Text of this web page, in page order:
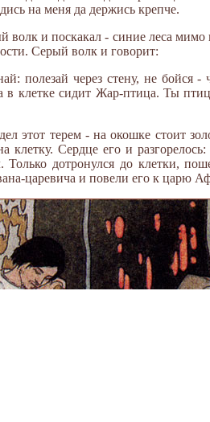
на меня да держись крепче.
и поскакал - синие леса мимо
Серый волк и говорит:
полезай через стену, не бойся -
в клетке сидит Жар-птица. Ты
этот терем - на окошке стоит
клетку. Сердце его и
дотронулся до клетки,
царевича и повели его к царю